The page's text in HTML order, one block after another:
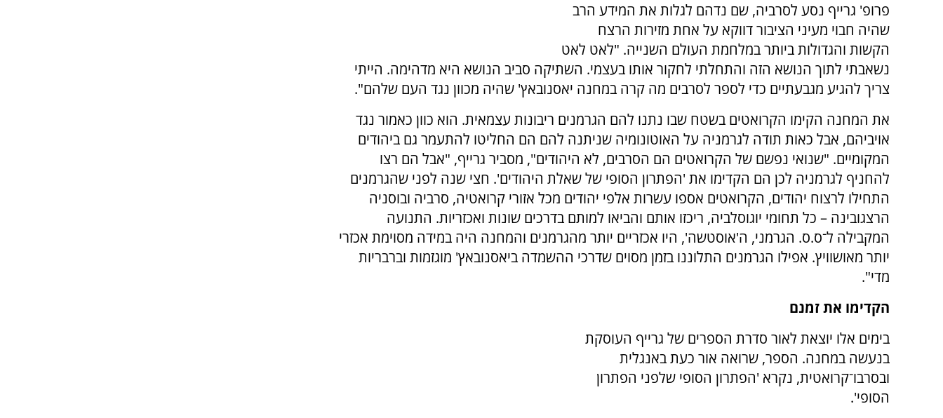
פרופ' גרייף נסע לסרביה, שם נדהם לגלות את המידע הרב
שהיה חבוי מעיני הציבור דווקא על אחת מזירות הרצח
הקשות והגדולות ביותר במלחמת העולם השנייה. "לאט לאט
נשאבתי לתוך הנושא הזה והתחלתי לחקור אותו בעצמי. השתיקה סביב הנושא היא מדהימה. הייתי
צריך להגיע מגבעתיים כדי לספר לסרבים מה קרה במחנה יאסנובאץ' שהיה מכוון נגד העם שלהם".
את המחנה הקימו הקרואטים בשטח שבו נתנו להם הגרמנים ריבונות עצמאית. הוא כוון כאמור נגד
אויביהם, אבל כאות תודה לגרמניה על האוטונומיה שניתנה להם הם החליטו להתעמר גם ביהודים
המקומיים. "שנואי נפשם של הקרואטים הם הסרבים, לא היהודים", מסביר גרייף, "אבל הם רצו
להחניף לגרמניה לכן הם הקדימו את 'הפתרון הסופי של שאלת היהודים'. חצי שנה לפני שהגרמנים
התחילו לרצוח יהודים, הקרואטים אספו עשרות אלפי יהודים מכל אזורי קרואטיה, סרביה ובוסניה
הרצגובינה – כל תחומי יוגוסלביה, ריכזו אותם והביאו למותם בדרכים שונות ואכזריות. התנועה
המקבילה ל־ס.ס. הגרמני, ה'אוסטשה', היו אכזריים יותר מהגרמנים והמחנה היה במידה מסוימת אכזרי
יותר מאושוויץ. אפילו הגרמנים התלוננו בזמן מסוים שדרכי ההשמדה ביאסנובאץ' מוגזמות וברבריות
מדי".
הקדימו את זמנם
בימים אלו יוצאת לאור סדרת הספרים של גרייף העוסקת
בנעשה במחנה. הספר, שרואה אור כעת באנגלית
ובסרבו־קרואטית, נקרא 'הפתרון הסופי שלפני הפתרון
הסופי'.